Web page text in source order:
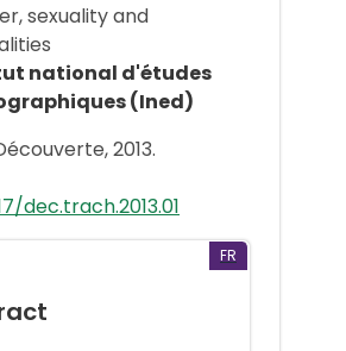
sexuality and
national d'études
(Ined)
2013.
dec.trach.2013.01
FR